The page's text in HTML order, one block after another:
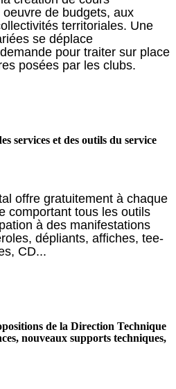
de budgets, aux
territoriales. Une
se déplace
pour traiter sur place
posées par les clubs.
services et des outils du service
offre gratuitement à chaque
comportant tous les outils
à des manifestations
dépliants, affiches, tee-
CD...
de la Direction Technique
nouveaux supports techniques,